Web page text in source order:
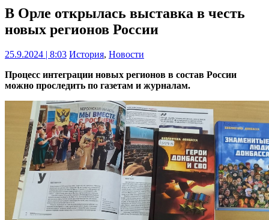
В Орле открылась выставка в честь
новых регионов России
25.9.2024 | 8:03 История, Новости
Процесс интеграции новых регионов в состав России
можно проследить по газетам и журналам.